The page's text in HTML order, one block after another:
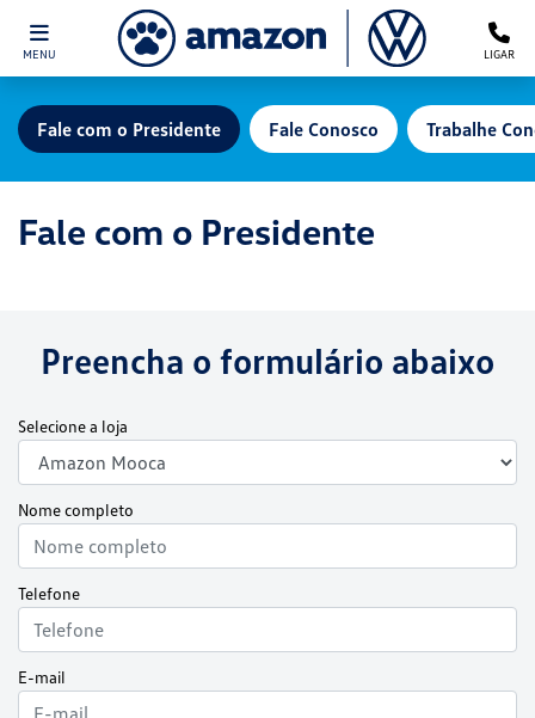
MENU LIGAR
Fale com o Presidente Fale Conosco Trabalhe
Fale com o Presidente
Preencha o formulário abaixo
Selecione a loja
Nome completo
Telefone
E-mail